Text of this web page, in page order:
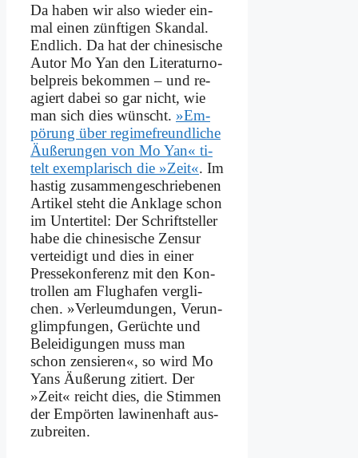
Da ha­ben wir al­so wie­der ein­
mal ei­nen zünf­ti­gen Skan­dal.
End­lich. Da hat der chi­ne­si­sche
Au­tor Mo Yan den Li­te­ra­tur­no­
bel­preis be­kom­men – und re­
agiert da­bei so gar nicht, wie
man sich dies wünscht. »Em­
pö­rung über re­gime­freund­li­che
Äu­ße­run­gen von Mo Yan« ti­
telt ex­em­pla­risch die »Zeit«. Im
ha­stig zu­sam­men­ge­schrie­be­nen
Ar­ti­kel steht die An­klage schon
im Un­ter­ti­tel: Der Schrift­stel­ler
ha­be die chi­ne­si­sche Zen­sur
ver­tei­digt und dies in ei­ner
Pres­se­kon­fe­renz mit den Kon­
trol­len am Flug­ha­fen ver­gli­
chen. »Ver­leum­dungen, Ver­un­
glimp­fun­gen, Ge­rüch­te und
Be­lei­di­gun­gen muss man
schon zen­sieren«, so wird Mo
Yans Äu­ße­rung zi­tiert. Der
»Zeit« reicht dies, die Stim­men
der Em­pör­ten la­wi­nen­haft aus­
zu­brei­ten.